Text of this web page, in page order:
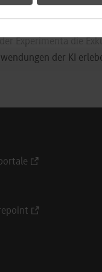
und Start-ups
Experimenta die
der KI